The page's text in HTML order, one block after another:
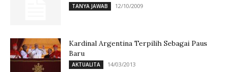
TANYA JAWAB 12/10/2009
Kardinal Argentina Terpilih Sebagai Paus
Baru
AKTUALITA 14/03/2013